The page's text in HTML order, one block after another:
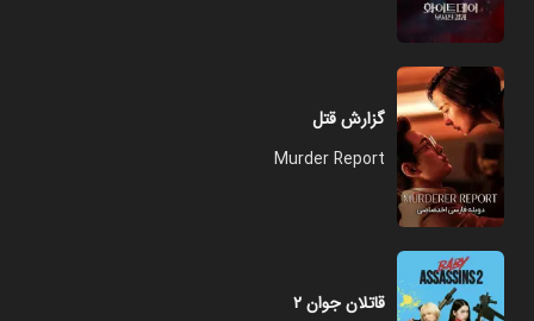
گزارش قتل
Murder Report
قاتلان جوان ۲